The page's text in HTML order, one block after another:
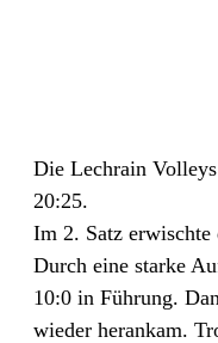
Die Lechrain
20:25.
Im 2. Satz erwischte
Durch eine starke
10:0 in Führung.
wieder herankam.